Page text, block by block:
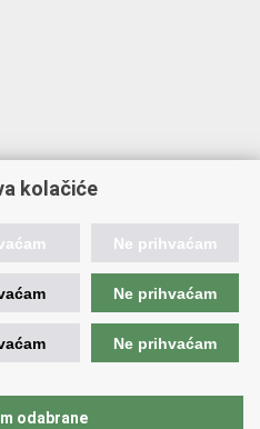
spolova
kolačiće
Ne prihvaćam
Ne prihvaćam
Ne prihvaćam
odabrane